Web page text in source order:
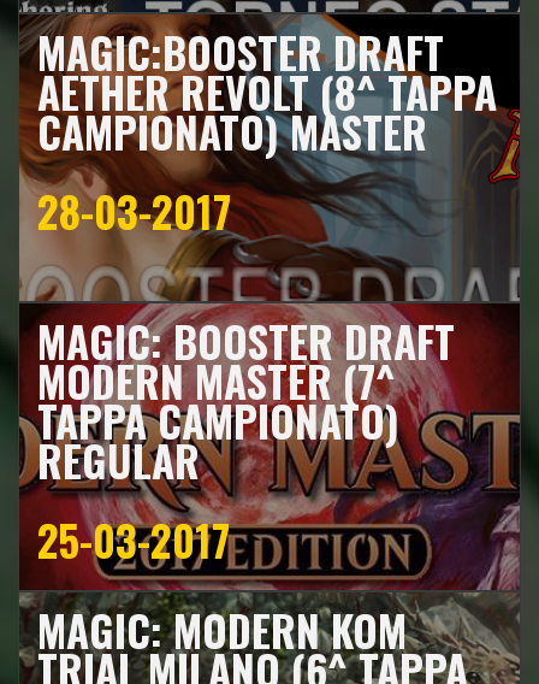
MAGIC:BOOSTER DRAFT
AETHER REVOLT (8^ TAPPA
CAMPIONATO) MASTER
28-03-2017
MAGIC: BOOSTER DRAFT
MODERN MASTER (7^
TAPPA CAMPIONATO)
REGULAR
25-03-2017
MAGIC: MODERN KOM
TRIAL MILANO (6^ TAPPA